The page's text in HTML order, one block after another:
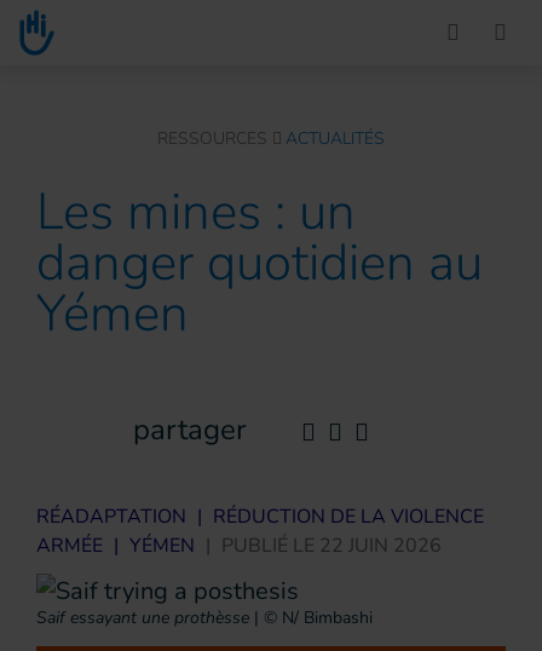
Go to main content
You are here :RESSOURCES ACTUALITÉS
Les mines : un
danger quotidien au
Yémen
partager
RÉADAPTATION | RÉDUCTION DE LA VIOLENCE
ARMÉE | YÉMEN | PUBLIÉ LE 22 JUIN 2026
Saif essayant une prothèsse | © N/ Bimbashi